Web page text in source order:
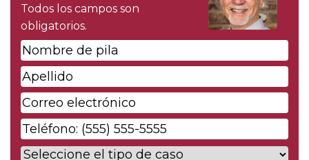
Todos los campos son
obligatorios.
Nombre
de
pila*
Apellido*
Correo
electrónico*
Phone*
Case